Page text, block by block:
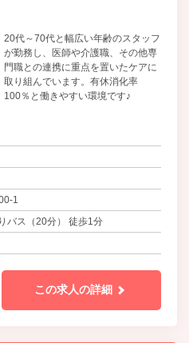
20代～70代と幅広い年齢のスタッフ
が勤務し、医師や介護職、その他専
門職との連携に重点を置いたケアに
取り組んでいます。有休消化率
100％と働きやすい環境です♪
1
バス（20分） 徒歩1分
この求人の詳細